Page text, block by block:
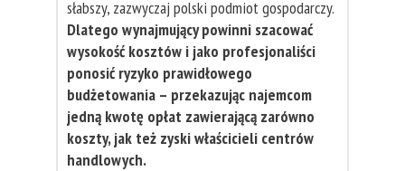
słabszy, zazwyczaj polski podmiot gospodarczy.
Dlatego wynajmujący powinni szacować
wysokość kosztów i jako profesjonaliści
ponosić ryzyko prawidłowego
budżetowania – przekazując najemcom
jedną kwotę opłat zawierającą zarówno
koszty, jak też zyski właścicieli centrów
handlowych.